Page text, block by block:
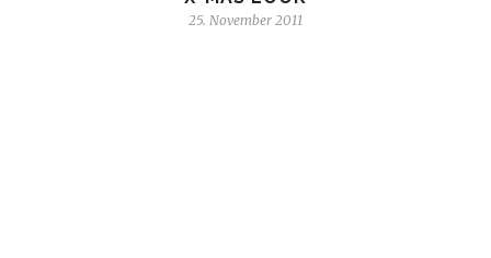
25. November 2011